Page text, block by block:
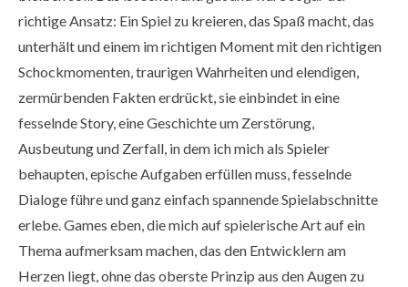
richtige Ansatz: Ein Spiel zu kreieren, das Spaß macht, das
unterhält und einem im richtigen Moment mit den richtigen
Schockmomenten, traurigen Wahrheiten und elendigen,
zermürbenden Fakten erdrückt, sie einbindet in eine
fesselnde Story, eine Geschichte um Zerstörung,
Ausbeutung und Zerfall, in dem ich mich als Spieler
behaupten, epische Aufgaben erfüllen muss, fesselnde
Dialoge führe und ganz einfach spannende Spielabschnitte
erlebe. Games eben, die mich auf spielerische Art auf ein
Thema aufmerksam machen, das den Entwicklern am
Herzen liegt, ohne das oberste Prinzip aus den Augen zu